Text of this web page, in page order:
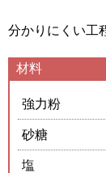
分かりにくい工
材料
強力粉
砂糖
塩